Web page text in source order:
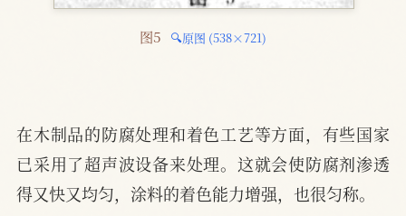
图5 🔍原图 (538×721)
在木制品的防腐处理和着色工艺等方面，有些国家
已采用了超声波设备来处理。这就会使防腐剂渗透
得又快又均匀，涂料的着色能力增强，也很匀称。